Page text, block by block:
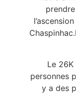
Chaspinhac.
Le
personnes
y a des